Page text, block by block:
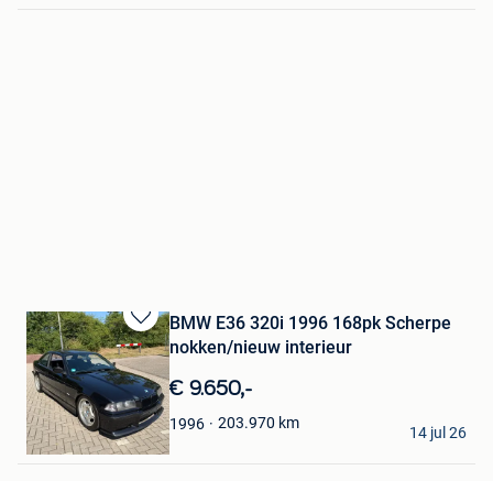
Bewaren
in
Mijn
Favorieten
BMW E36 320i 1996 168pk Scherpe
nokken/nieuw interieur
€ 9.650,-
1996 203.970 km
marco
Antwerpen
14 jul 26